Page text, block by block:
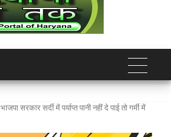
भाजपा सरकार सर्दी में पर्याप्त पानी नहीं दे पाई तो गर्मी में